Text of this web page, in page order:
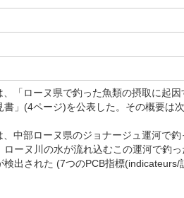
「ローヌ県で釣った魚類の摂取に起
」(4ページ)を公表した。その概要は次
中部ローヌ県のジョナージュ運河で
ーヌ川の水が流れ込むこの運河で釣
出された (7つのPCB指標